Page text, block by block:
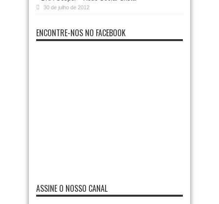
30 de julho de 2012
ENCONTRE-NOS NO FACEBOOK
ASSINE O NOSSO CANAL